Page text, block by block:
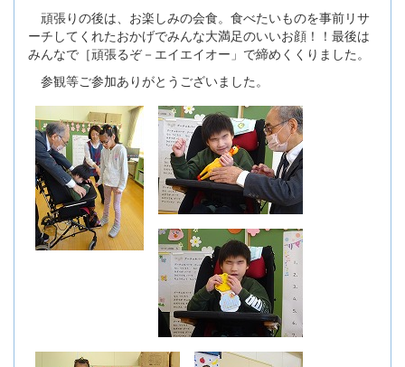
頑張りの後は、お楽しみの会食。食べたいものを事前リサ
ーチしてくれたおかげでみんな大満足のいいお顔！！最後は
みんなで［頑張るぞ－エイエイオー」で締めくくりました。
参観等ご参加ありがとうございました。